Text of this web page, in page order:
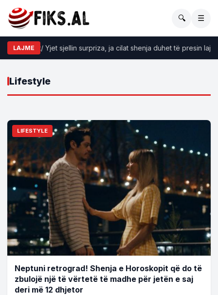
🔍 ☰
LAJMEsot/ Yjet sjellin surpriza, ja cilat shenja duhet të presin lajme
Lifestyle
LIFESTYLE
Neptuni retrograd! Shenja e Horoskopit që do të
zbulojë një të vërtetë të madhe për jetën e saj
deri më 12 dhjetor